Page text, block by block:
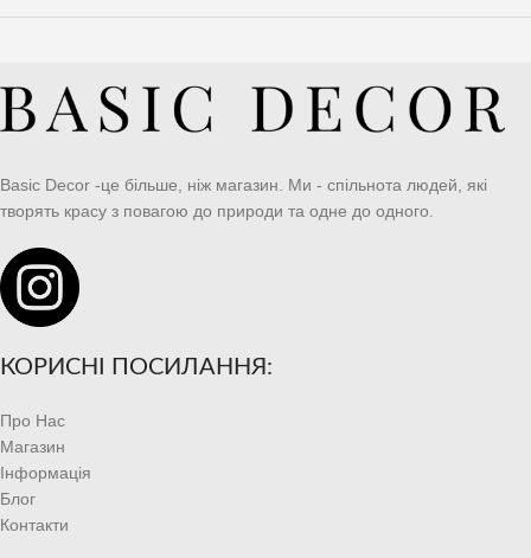
Basic Decor -це більше, ніж магазин. Ми - спільнота людей, які
творять красу з повагою до природи та одне до одного.
КОРИСНІ ПОСИЛАННЯ:
Про Нас
Магазин
Інформація
Блог
Контакти